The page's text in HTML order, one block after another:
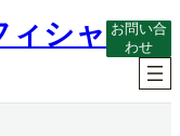
ィシャ
お問い合
わせ